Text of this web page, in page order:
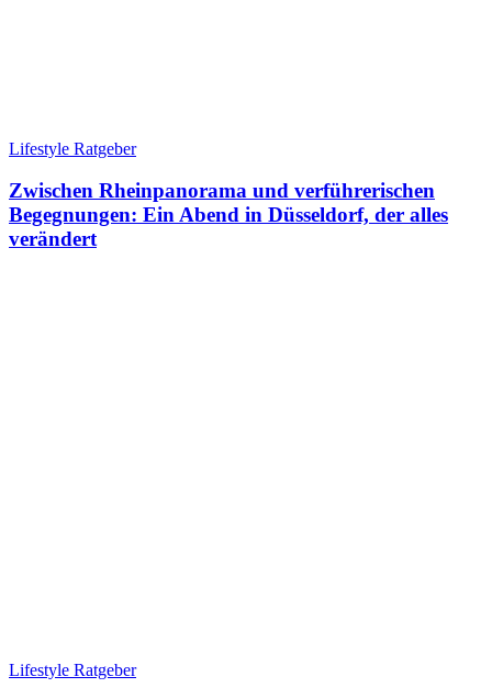
Lifestyle Ratgeber
Zwischen Rheinpanorama und verführerischen
Begegnungen: Ein Abend in Düsseldorf, der alles
verändert
Lifestyle Ratgeber